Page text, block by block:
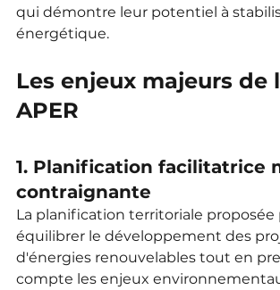
qui démontre leur potentiel à
énergétique.
Les enjeux majeurs de
APER
1. Planification facilitatrice
contraignante
La planification territoriale proposée
équilibrer le développement des
d'énergies renouvelables tout en
compte les enjeux